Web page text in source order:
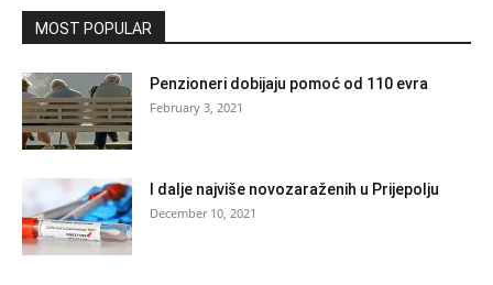
MOST POPULAR
Penzioneri dobijaju pomoć od 110 evra
February 3, 2021
I dalje najviše novozaraženih u Prijepolju
December 10, 2021